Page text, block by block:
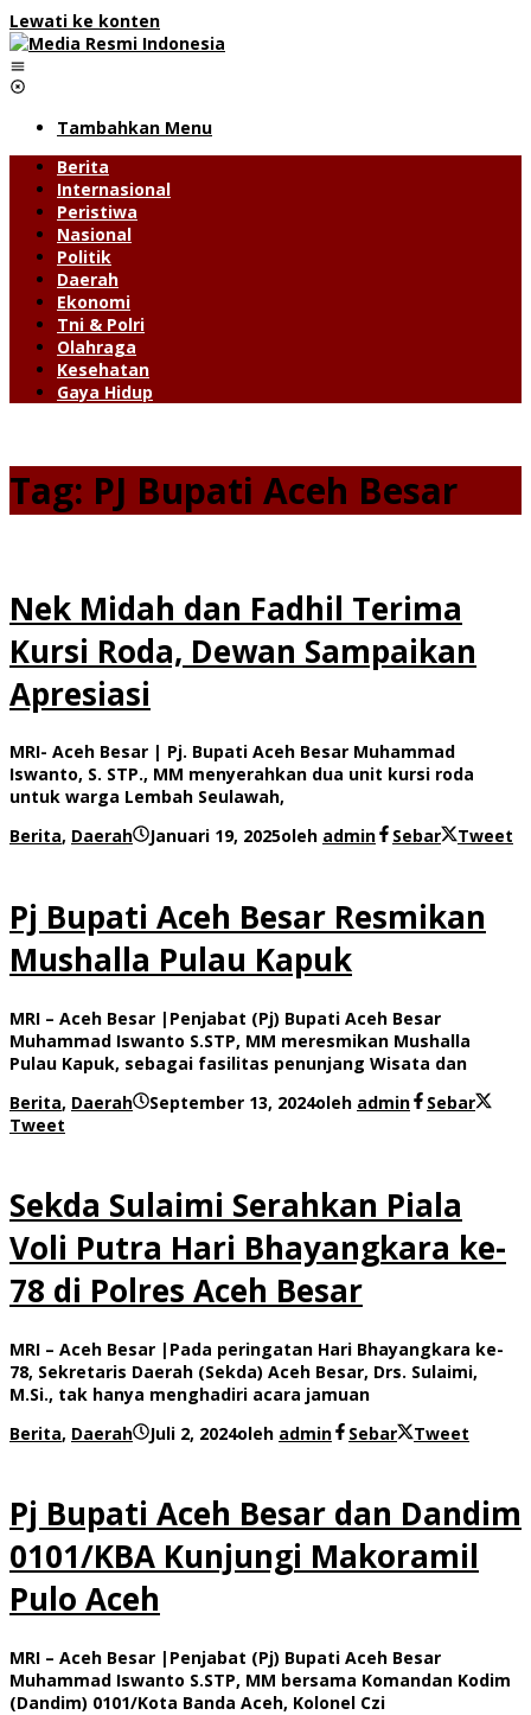
Lewati ke konten
Tambahkan Menu
Berita
Internasional
Peristiwa
Nasional
Politik
Daerah
Ekonomi
Tni & Polri
Olahraga
Kesehatan
Gaya Hidup
Tag: PJ Bupati Aceh Besar
Nek Midah dan Fadhil Terima
Kursi Roda, Dewan Sampaikan
Apresiasi
MRI- Aceh Besar | Pj. Bupati Aceh Besar Muhammad
Iswanto, S. STP., MM menyerahkan dua unit kursi roda
untuk warga Lembah Seulawah,
Berita, Daerah Januari 19, 2025oleh admin Sebar Tweet
Pj Bupati Aceh Besar Resmikan
Mushalla Pulau Kapuk
MRI – Aceh Besar |Penjabat (Pj) Bupati Aceh Besar
Muhammad Iswanto S.STP, MM meresmikan Mushalla
Pulau Kapuk, sebagai fasilitas penunjang Wisata dan
Berita, Daerah September 13, 2024oleh admin
Sebar
Tweet
Sekda Sulaimi Serahkan Piala
Voli Putra Hari Bhayangkara ke-
78 di Polres Aceh Besar
MRI – Aceh Besar |Pada peringatan Hari Bhayangkara ke-
78, Sekretaris Daerah (Sekda) Aceh Besar, Drs. Sulaimi,
M.Si., tak hanya menghadiri acara jamuan
Berita, Daerah Juli 2, 2024oleh admin Sebar Tweet
Pj Bupati Aceh Besar dan Dandim
0101/KBA Kunjungi Makoramil
Pulo Aceh
MRI – Aceh Besar |Penjabat (Pj) Bupati Aceh Besar
Muhammad Iswanto S.STP, MM bersama Komandan Kodim
(Dandim) 0101/Kota Banda Aceh, Kolonel Czi